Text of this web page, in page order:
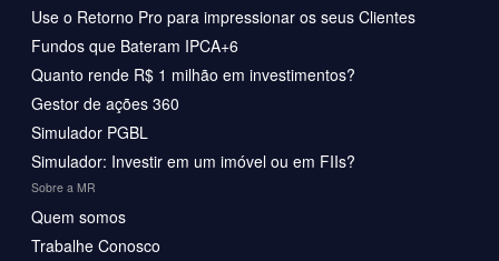
Use o Retorno Pro para impressionar os seus Clientes
Fundos que Bateram IPCA+6
Quanto rende R$ 1 milhão em investimentos?
Gestor de ações 360
Simulador PGBL
Simulador: Investir em um imóvel ou em FIIs?
Sobre a MR
Quem somos
Trabalhe Conosco